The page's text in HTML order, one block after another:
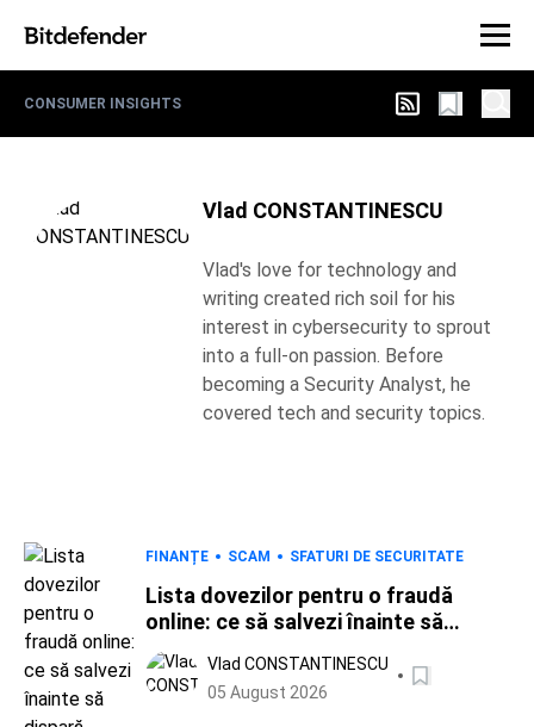
CONSUMER INSIGHTS
Vlad CONSTANTINESCU
Vlad's love for technology and
writing created rich soil for his
interest in cybersecurity to sprout
into a full-on passion. Before
becoming a Security Analyst, he
covered tech and security topics.
FINANȚE SCAM SFATURI DE SECURITATE
Lista dovezilor pentru o fraudă
online: ce să salvezi înainte să
dispară
Vlad CONSTANTINESCU
05 August 2026